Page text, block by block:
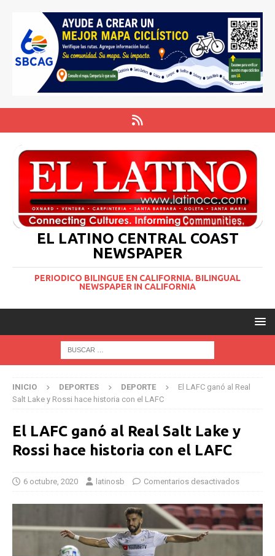
EL LATINO CENTRAL COAST
NEWSPAPER
PERIODICO BILINGUE EN CALIFORNIA. BILINGUAL
NEWSPAPER IN CALIFORNIA
INICIO DEPORTES DEPORTE
El LAFC ganó al Real
Salt Lake y Rossi hace historia con el LAFC
El LAFC ganó al Real Salt Lake y
Rossi hace historia con el LAFC
6 octubre, 2020 latinosb Comentarios desactivados